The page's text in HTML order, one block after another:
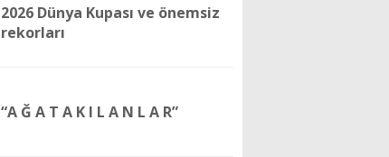
2026 Dünya Kupası ve önemsiz
rekorları
“A Ğ A T A K I L A N L A R”